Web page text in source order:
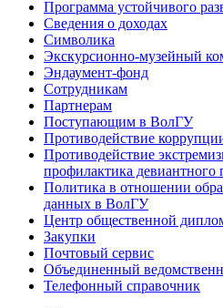
Программа устойчивого
Сведения о доходах
Символика
Экскурсионно-музейный
Эндаумент-фонд
Сотрудникам
Партнерам
Поступающим в ВолГУ
Противодействие
Противодействие
профилактика девиантного
Политика в отношении
данных в ВолГУ
Центр общественной
Закупки
Почтовый сервис
Объединенный
Телефонный справочник